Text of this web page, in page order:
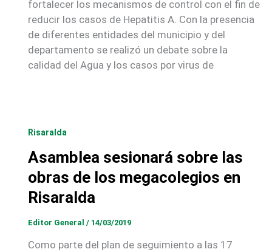
fortalecer los mecanismos de control con el fin de
reducir los casos de Hepatitis A. Con la presencia
de diferentes entidades del municipio y del
departamento se realizó un debate sobre la
calidad del Agua y los casos por virus de
Risaralda
Asamblea sesionará sobre las
obras de los megacolegios en
Risaralda
Editor General / 14/03/2019
Como parte del plan de seguimiento a las 17